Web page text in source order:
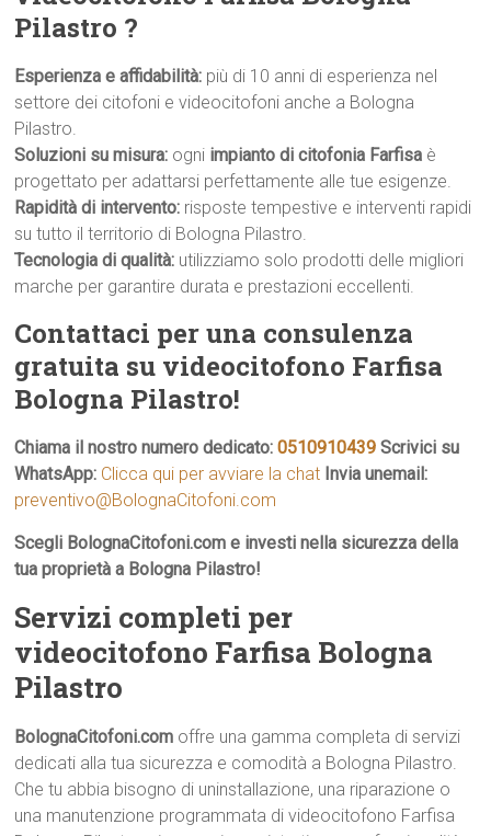
Pilastro ?
Esperienza e affidabilità: più di 10 anni di esperienza nel
settore dei citofoni e videocitofoni anche a Bologna
Pilastro.
Soluzioni su misura: ogni impianto di citofonia Farfisa è
progettato per adattarsi perfettamente alle tue esigenze.
Rapidità di intervento: risposte tempestive e interventi rapidi
su tutto il territorio di Bologna Pilastro.
Tecnologia di qualità: utilizziamo solo prodotti delle migliori
marche per garantire durata e prestazioni eccellenti.
Contattaci per una consulenza
gratuita su videocitofono Farfisa
Bologna Pilastro!
Chiama il nostro numero dedicato:0510910439 Scrivici su
WhatsApp: Clicca qui per avviare la chat Invia unemail:
preventivo@BolognaCitofoni.com
Scegli BolognaCitofoni.com e investi nella sicurezza della
tua proprietà a Bologna Pilastro!
Servizi completi per
videocitofono Farfisa Bologna
Pilastro
BolognaCitofoni.com offre una gamma completa di servizi
dedicati alla tua sicurezza e comodità a Bologna Pilastro.
Che tu abbia bisogno di uninstallazione, una riparazione o
una manutenzione programmata di videocitofono Farfisa